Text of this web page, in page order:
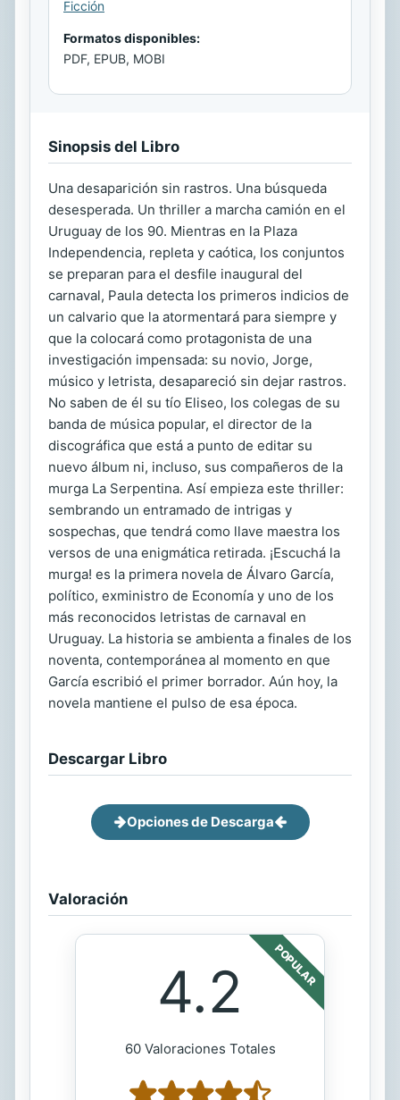
Ficción
Formatos disponibles:
PDF, EPUB, MOBI
Sinopsis del Libro
Una desaparición sin rastros. Una búsqueda
desesperada. Un thriller a marcha camión en el
Uruguay de los 90. Mientras en la Plaza
Independencia, repleta y caótica, los conjuntos
se preparan para el desfile inaugural del
carnaval, Paula detecta los primeros indicios de
un calvario que la atormentará para siempre y
que la colocará como protagonista de una
investigación impensada: su novio, Jorge,
músico y letrista, desapareció sin dejar rastros.
No saben de él su tío Eliseo, los colegas de su
banda de música popular, el director de la
discográfica que está a punto de editar su
nuevo álbum ni, incluso, sus compañeros de la
murga La Serpentina. Así empieza este thriller:
sembrando un entramado de intrigas y
sospechas, que tendrá como llave maestra los
versos de una enigmática retirada. ¡Escuchá la
murga! es la primera novela de Álvaro García,
político, exministro de Economía y uno de los
más reconocidos letristas de carnaval en
Uruguay. La historia se ambienta a finales de los
noventa, contemporánea al momento en que
García escribió el primer borrador. Aún hoy, la
novela mantiene el pulso de esa época.
Descargar Libro
Opciones de Descarga
Valoración
POPULAR
4.2
60 Valoraciones Totales